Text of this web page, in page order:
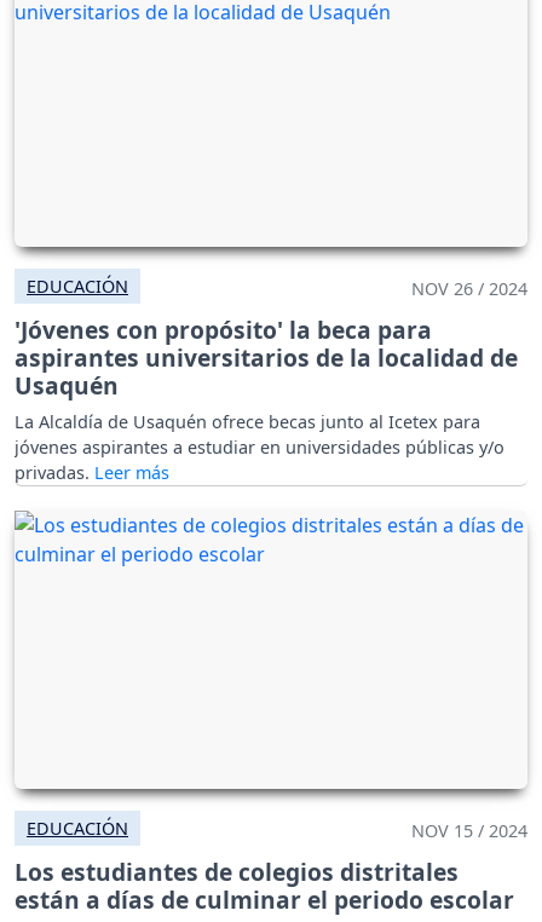
EDUCACIÓN NOV 26 / 2024
'Jóvenes con propósito' la beca para
aspirantes universitarios de la localidad de
Usaquén
La Alcaldía de Usaquén ofrece becas junto al Icetex para
jóvenes aspirantes a estudiar en universidades públicas y/o
privadas.
EDUCACIÓN NOV 15 / 2024
Los estudiantes de colegios distritales
están a días de culminar el periodo escolar